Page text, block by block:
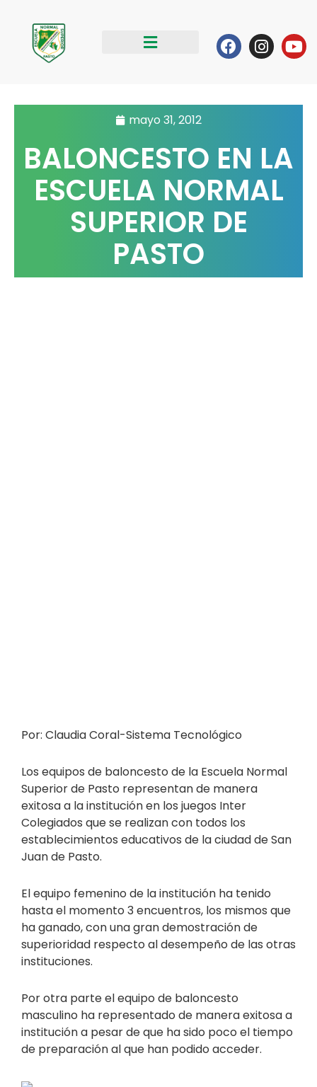
contenido
Facebook
mayo 31, 2012
BALONCESTO EN LA
ESCUELA NORMAL
SUPERIOR DE
PASTO
Por: Claudia Coral-Sistema Tecnológico
Los equipos de baloncesto de la Escuela Normal
Superior de Pasto representan de manera
exitosa a la institución en los juegos Inter
Colegiados que se realizan con todos los
establecimientos educativos de la ciudad de San
Juan de Pasto.
El equipo femenino de la institución ha tenido
hasta el momento 3 encuentros, los mismos que
ha ganado, con una gran demostración de
superioridad respecto al desempeño de las otras
instituciones.
Por otra parte el equipo de baloncesto
masculino ha representado de manera exitosa a
institución a pesar de que ha sido poco el tiempo
de preparación al que han podido acceder.